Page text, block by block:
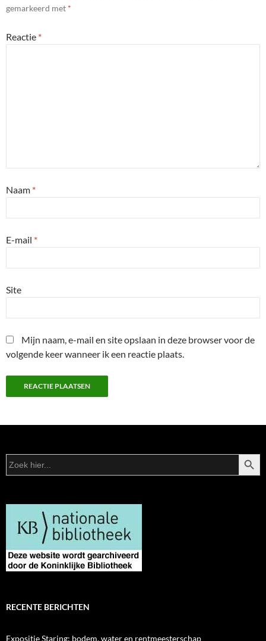
gemarkeerd met *
Reactie *
Naam *
E-mail *
Site
Mijn naam, e-mail en site opslaan in deze browser voor de
volgende keer wanneer ik een reactie plaats.
Zoek
naar:
RECENTE BERICHTEN
Expositie Staring: bodem, water en rentmeesterschap